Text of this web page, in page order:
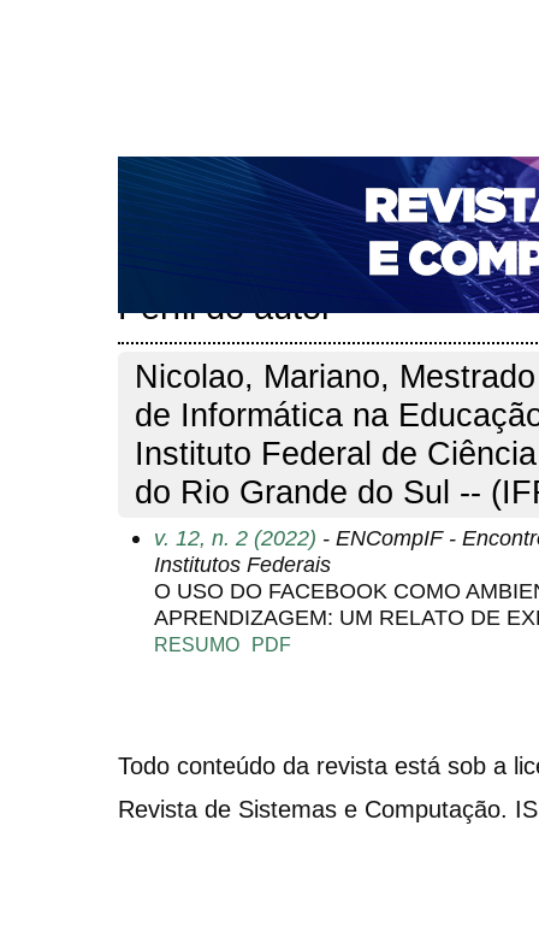
CAPA SOBRE ACESSO CADASTRO
NOTÍCIAS
PORTAL DE REVISTAS DA UNIFACS
PARA AVALIADORES
NOVA SUBMISSÃO
Perfil do autor
Nicolao, Mariano,
de Informática na
Instituto Federal de
do Rio Grande do Sul --
v. 12, n. 2 (2022) - ENCompIF -
Institutos Federais
O USO DO FACEBOOK COMO
APRENDIZAGEM: UM RELATO DE
RESUMO PDF
Todo conteúdo da revista está sob a
Revista de Sistemas e Computação.